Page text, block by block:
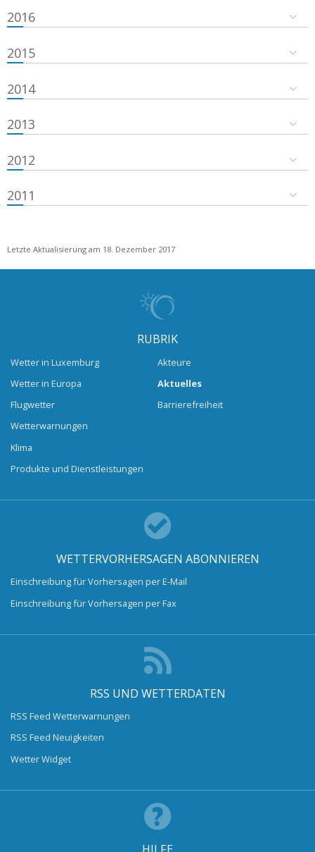
2016
2015
2014
2013
2012
2011
Letzte Aktualisierung am 18. Dezember 2017
RUBRIK
Wetter in Luxemburg
Wetter in Europa
Flugwetter
Wetterwarnungen
Klima
Produkte und Dienstleistungen
Akteure
Aktuelles
Barrierefreiheit
WETTERVORHERSAGEN ABONNIEREN
Einschreibung für Vorhersagen per E-Mail
Einschreibung für Vorhersagen per Fax
RSS UND WETTERDATEN
RSS Feed Wetterwarnungen
RSS Feed Neuigkeiten
Wetter Widget